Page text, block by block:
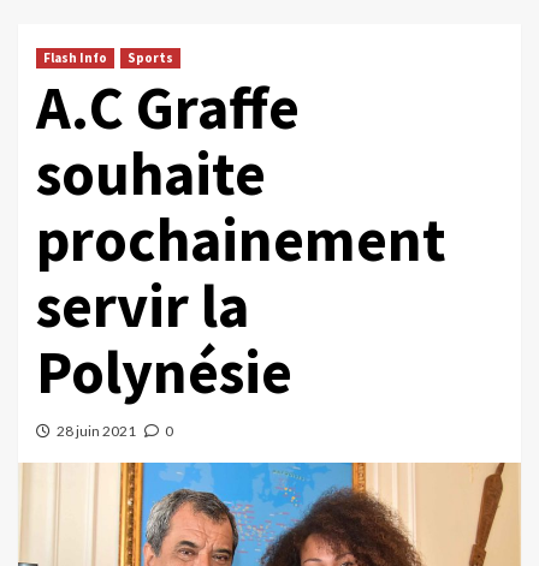
Flash Info Sports
A.C Graffe
souhaite
prochainement
servir la
Polynésie
28 juin 2021 0